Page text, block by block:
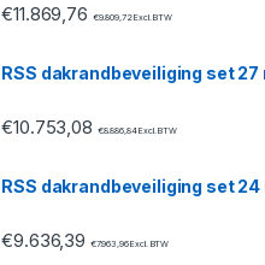
€11.869,76 €9.809,72Excl. BTW
RSS dakrandbeveiliging set
€10.753,08 €8.886,84Excl. BTW
RSS dakrandbeveiliging set
€9.636,39 €7.963,96Excl. BTW